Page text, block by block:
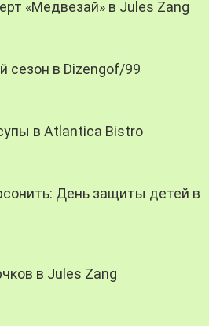
«Медвезай» в Jules Zang
сезон в Dizengof/99
в Atlantica Bistro
День защиты детей в
в Jules Zang